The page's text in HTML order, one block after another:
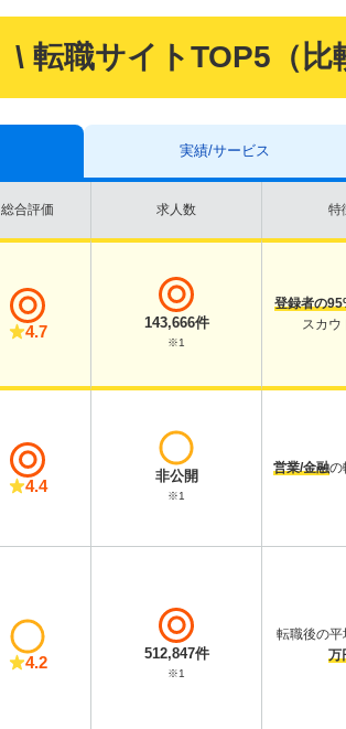
\ 転職サイトTOP5（比
実績/サービス
総合評価 求人数 特
4.7 143,666件
※1
登録者の
スカウ
4.4
非公開
※1
営業/金融の
4.2 512,847件
※1
転職後の平
万